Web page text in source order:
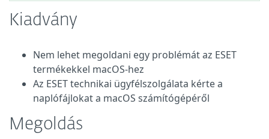
Kiadvány
Nem lehet megoldani egy problémát az ESET
termékekkel macOS-hez
Az ESET technikai ügyfélszolgálata kérte a
naplófájlokat a macOS számítógépéről
Megoldás